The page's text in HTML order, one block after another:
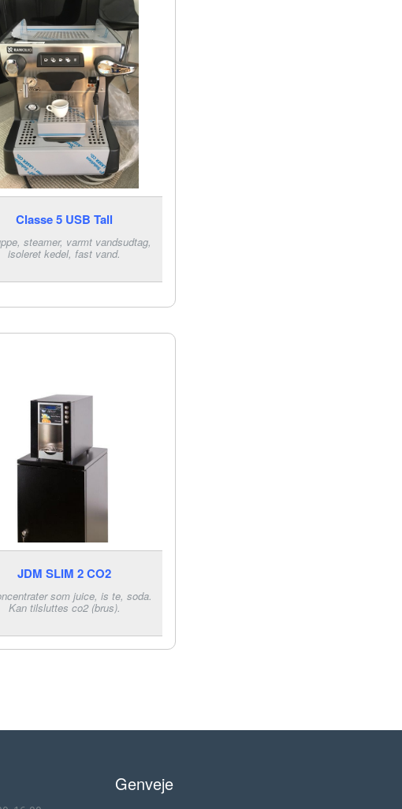
Classe 5 USB Tall
steamer, varmt vandsudtag,
isoleret kedel, fast vand.
JDM SLIM 2 CO2
som juice, is te, soda.
Kan tilsluttes co2 (brus).
Genveje